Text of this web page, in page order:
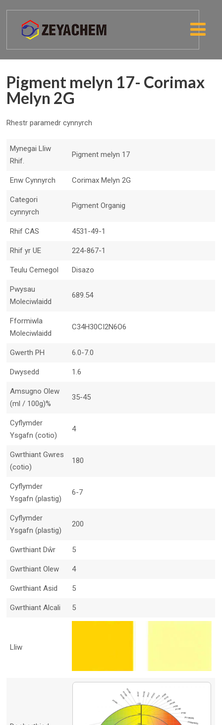
Pigment melyn 17- Corimax
Melyn 2G
Rhestr paramedr cynnyrch
Mynegai Lliw
Rhif.
Pigment melyn 17
Enw Cynnyrch Corimax Melyn 2G
Categori
cynnyrch
Pigment Organig
Rhif CAS 4531-49-1
Rhif yr UE 224-867-1
Teulu Cemegol Disazo
Pwysau
Moleciwlaidd
689.54
Fformiwla
Moleciwlaidd
C34H30CI2N6O6
Gwerth PH 6.0-7.0
Dwysedd 1.6
Amsugno Olew
(ml / 100g)%
35-45
Cyflymder
Ysgafn (cotio)
4
Gwrthiant Gwres
(cotio)
180
Cyflymder
Ysgafn (plastig)
6-7
Cyflymder
Ysgafn (plastig)
200
Gwrthiant Dŵr 5
Gwrthiant Olew 4
Gwrthiant Asid 5
Gwrthiant Alcali 5
Lliw